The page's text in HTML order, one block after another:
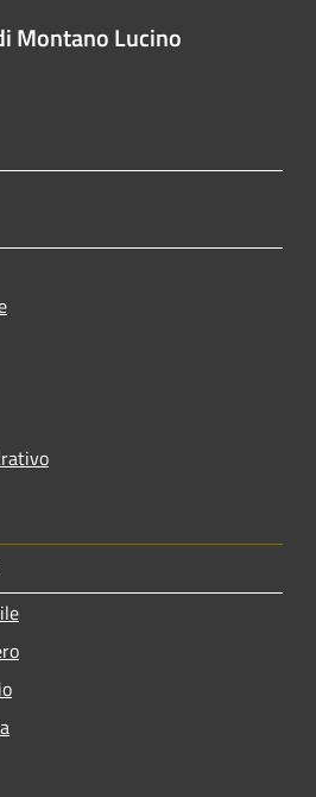
Montano Lucino